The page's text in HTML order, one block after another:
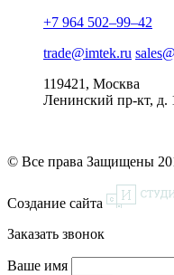
+7 964 502–99–42
trade@imtek.ru
119421, Москва
Ленинский пр-кт, д.
© Все права Защищены
Создание сайта
Заказать звонок
Ваше имя